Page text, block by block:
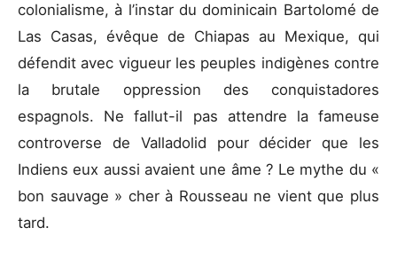
colonialisme, à l’instar du dominicain Bartolomé de
Las Casas, évêque de Chiapas au Mexique, qui
défendit avec vigueur les peuples indigènes contre
la brutale oppression des conquistadores
espagnols. Ne fallut-il pas attendre la fameuse
controverse de Valladolid pour décider que les
Indiens eux aussi avaient une âme ? Le mythe du «
bon sauvage » cher à Rousseau ne vient que plus
tard.